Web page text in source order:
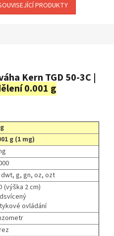
PRODUKTY
Kern TGD 50-3C |
0.001 g
g (1 mg)
g, gn, oz, ozt
(výška 2 cm)
ovládání